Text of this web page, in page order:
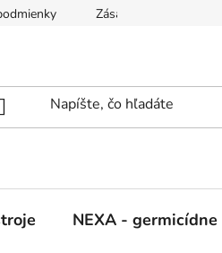
Zásady ochrany
NEXA - germicídne